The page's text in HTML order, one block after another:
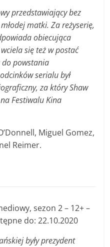
przedstawiający bez
matki. Za reżyserię,
obiecująca
się też w postać
do powstania
serialu był
za który Shaw
Festiwalu Kina
Miguel Gomez,
Reimer.
sezon 2 – 12+ –
do: 22.10.2020
były prezydent